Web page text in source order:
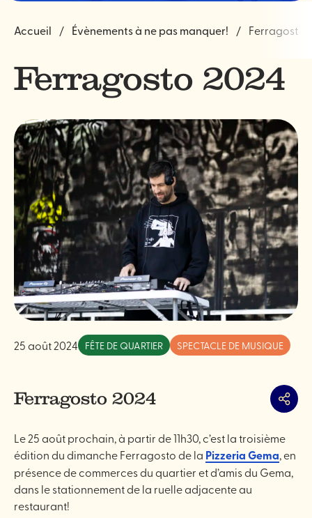
Accueil Évènements à ne pas manquer! Ferragosto
Ferragosto 2024
25 août 2024 FÊTE DE QUARTIER SPECTACLE DE MUSIQUE
Ferragosto 2024
Le 25 août prochain, à partir de 11h30, c’est la troisième
édition du dimanche Ferragosto de la Pizzeria Gema, en
présence de commerces du quartier et d’amis du Gema,
dans le stationnement de la ruelle adjacente au
restaurant!